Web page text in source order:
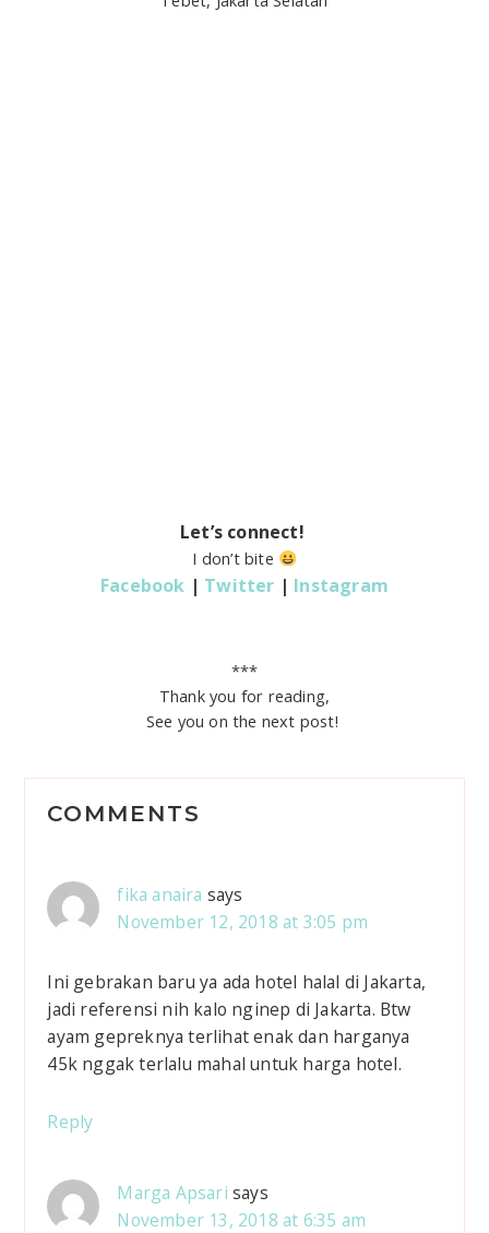
Let’s connect!
I don’t bite
Facebook | Twitter | Instagram
***
Thank you for reading,
See you on the next post!
R
d
n
e
COMMENTS
fika anaira says
November 12, 2018 at 3:05 pm
Ini gebrakan baru ya ada hotel halal di Jakarta,
jadi referensi nih kalo nginep di Jakarta. Btw
ayam gepreknya terlihat enak dan harganya
45k nggak terlalu mahal untuk harga hotel.
Reply
Marga Apsari says
November 13, 2018 at 6:35 am